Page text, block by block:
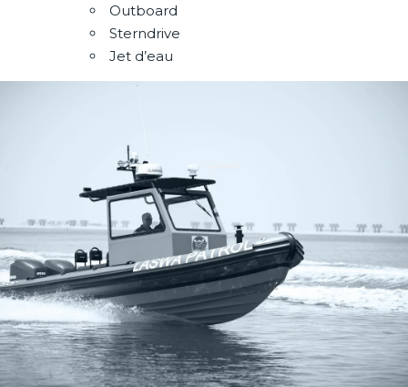
Outboard
Sterndrive
Jet d’eau